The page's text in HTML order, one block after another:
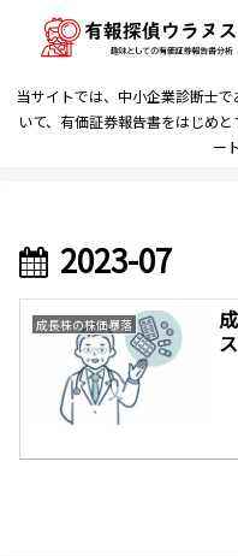
当サイトでは、中小企業診断士
いて、有価証券報告書をはじめ
ー
2023-07
成長株の株価暴落